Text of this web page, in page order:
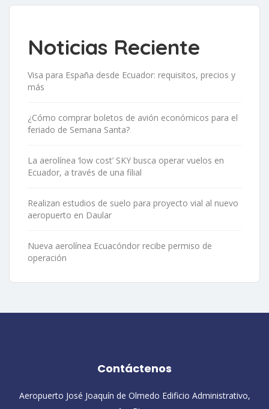
Noticias Reciente
Visa para España desde Ecuador: requisitos, precios y
más
¿Cómo comprar boletos de avión económicos para el
feriado de Semana Santa?
La aerolínea ‘low cost’ SKY busca operar vuelos en
Ecuador, a través de una filial
Realizan estudios de suelo para proyecto vial al nuevo
aeropuerto en Daular
Nueva aerolínea Ecuacóndor recibe permiso de
operación
Contáctenos
Aeropuerto José Joaquín de Olmedo Edificio Administrativo,